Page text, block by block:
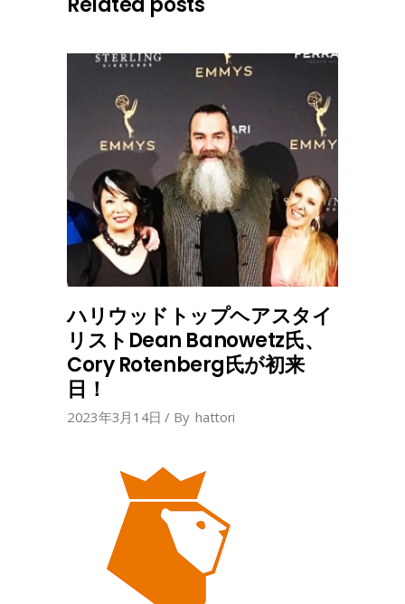
ハリウッドトップヘアスタイ
リストDean Banowetz氏、
Cory Rotenberg氏が初来
日！
2023年3月14日 By hattori